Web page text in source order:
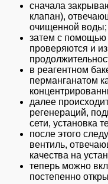
сначала
клапан),
очищенной воды;
затем с помощью
проверяются и
в реагентном
перманганатом
далее
регенераций,
сети, установка
после этого
вентиль,
качества на
теперь можно
постепенно